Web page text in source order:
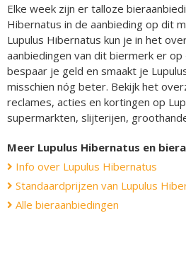
Elke week zijn er talloze
Hibernatus in de aanbieding op dit
Lupulus Hibernatus kun je in het
aanbiedingen van dit biermerk er
bespaar je geld en smaakt je
misschien nóg beter. Bekijk het
reclames, acties en kortingen op
supermarkten, slijterijen,
Meer Lupulus Hibernatus en
Info over Lupulus Hibernatus
Standaardprijzen van Lupulus
Alle bieraanbiedingen